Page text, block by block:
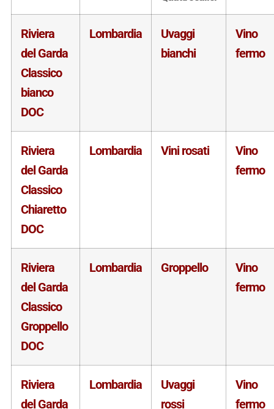
Riviera
del Garda
Classico
bianco
DOC
Lombardia
Uvaggi
bianchi
Vino
fermo
Riviera
del Garda
Classico
Chiaretto
DOC
Lombardia Vini rosati
Vino
fermo
Riviera
del Garda
Classico
Groppello
DOC
Lombardia Groppello
Vino
fermo
Riviera
del Garda
Lombardia
Uvaggi
rossi
Vino
fermo